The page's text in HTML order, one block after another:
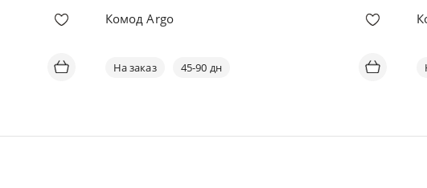
Комод Argo
На заказ 45-90 дн